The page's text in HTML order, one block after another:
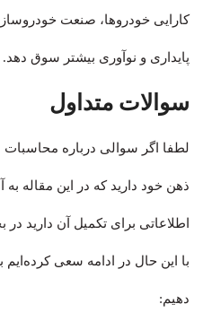
کارایی خودروها، صنعت
پایداری و نوآوری بیشتر سوق دهد.
سوالات متداول
لطفا اگر سوالی درباره
ذهن خود دارید که در این مقاله
اطلاعاتی برای تکمیل آن دارید
با این حال در ادامه سعی
دهیم: